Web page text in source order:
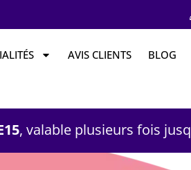
AVIS CLIENTS BLOG
, valable plusieurs fois